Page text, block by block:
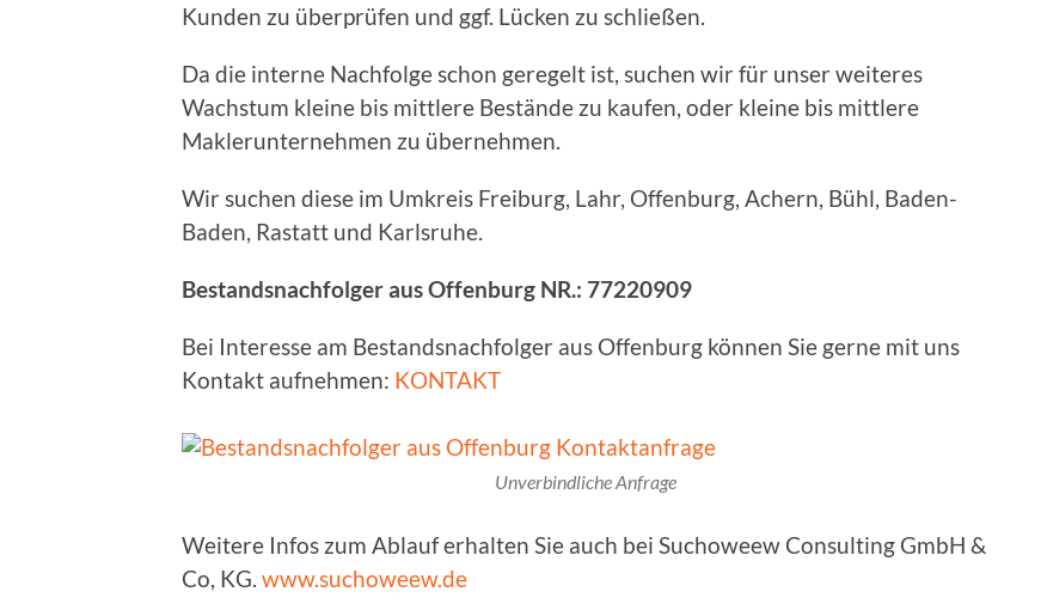
Kunden zu überprüfen und ggf. Lücken zu schließen.
Da die interne Nachfolge schon geregelt ist, suchen wir für unser weiteres
Wachstum kleine bis mittlere Bestände zu kaufen, oder kleine bis mittlere
Maklerunternehmen zu übernehmen.
Wir suchen diese im Umkreis Freiburg, Lahr, Offenburg, Achern, Bühl, Baden-
Baden, Rastatt und Karlsruhe.
Bestandsnachfolger aus Offenburg NR.: 77220909
Bei Interesse am Bestandsnachfolger aus Offenburg können Sie gerne mit uns
Kontakt aufnehmen: KONTAKT
Unverbindliche Anfrage
Weitere Infos zum Ablauf erhalten Sie auch bei Suchoweew Consulting GmbH &
Co, KG. www.suchoweew.de